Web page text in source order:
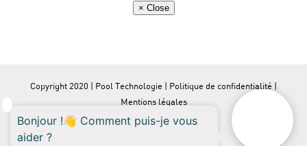
× Close
Copyright 2020 | Pool Technologie | Politique de confidentialité |
Mentions légales